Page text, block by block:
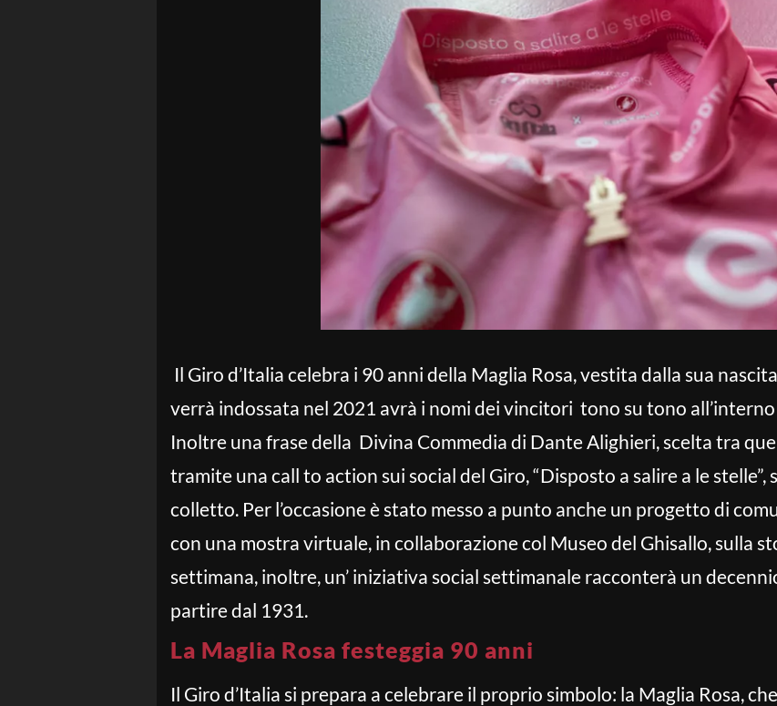
Il Giro d’Italia celebra i 90 anni della Maglia Rosa, vestita dalla sua
verrà indossata nel 2021 avrà i nomi dei vincitori tono su tono
Inoltre una frase della Divina Commedia di Dante Alighieri, scelta tra
tramite una call to action sui social del Giro, “Disposto a salire a le stelle”,
colletto. Per l’occasione è stato messo a punto anche un progetto di
con una mostra virtuale, in collaborazione col Museo del Ghisallo, sulla
settimana, inoltre, un’ iniziativa social settimanale racconterà un
partire dal 1931.
La Maglia Rosa festeggia 90 anni
Il Giro d’Italia si prepara a celebrare il proprio simbolo: la Maglia Rosa,